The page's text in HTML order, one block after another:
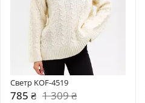
Светр KOF-4519
785 ₴ 1 309 ₴